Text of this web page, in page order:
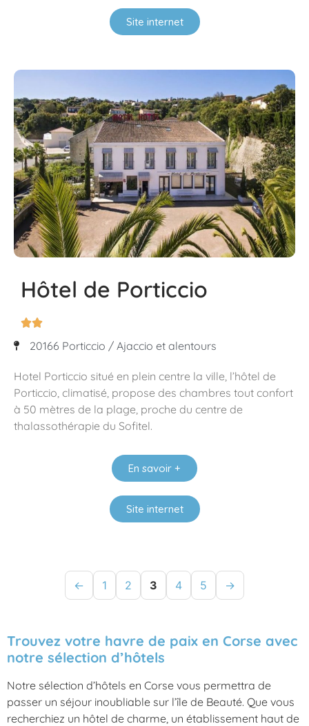
Site internet
Hôtel de Porticcio

20166 Porticcio / Ajaccio et alentours
Hotel Porticcio situé en plein centre la ville, l’hôtel de
Porticcio, climatisé, propose des chambres tout confort
à 50 mètres de la plage, proche du centre de
thalassothérapie du Sofitel.
En savoir +
Site internet
← 1 2 3 4 5 →
Trouvez votre havre de paix en Corse avec
notre sélection d’hôtels
Notre sélection d’hôtels en Corse vous permettra de
passer un séjour inoubliable sur l’île de Beauté. Que vous
recherchiez un hôtel de charme, un établissement haut de